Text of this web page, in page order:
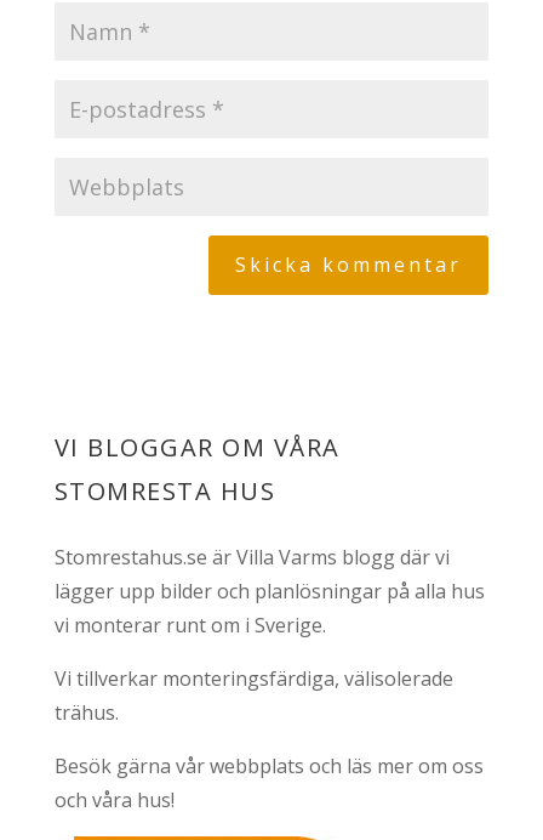
VI BLOGGAR OM VÅRA
STOMRESTA HUS
Stomrestahus.se är Villa Varms blogg där vi
lägger upp bilder och planlösningar på alla hus
vi monterar runt om i Sverige.
Vi tillverkar monteringsfärdiga, välisolerade
trähus.
Besök gärna vår webbplats och läs mer om oss
och våra hus!